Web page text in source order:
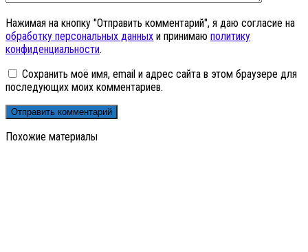
Нажимая на кнопку "Отправить комментарий", я даю согласие на
обработку персональных данных и принимаю политику
конфиденциальности.
Сохранить моё имя, email и адрес сайта в этом браузере для
последующих моих комментариев.
Похожие материалы